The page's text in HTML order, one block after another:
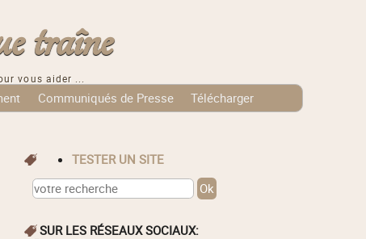
traîne
vous aider ...
Communiqués de Presse
Télécharger
TESTER UN SITE
SUR LES RÉSEAUX SOCIAUX: